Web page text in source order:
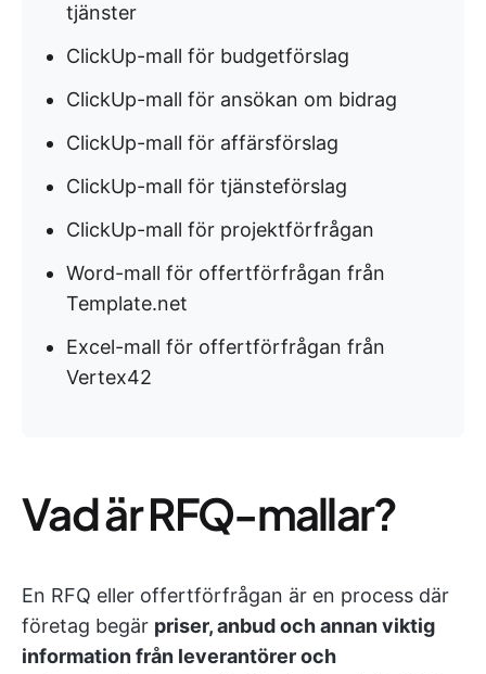
tjänster
ClickUp-mall för budgetförslag
ClickUp-mall för ansökan om bidrag
ClickUp-mall för affärsförslag
ClickUp-mall för tjänsteförslag
ClickUp-mall för projektförfrågan
Word-mall för offertförfrågan från
Template.net
Excel-mall för offertförfrågan från
Vertex42
Vad är RFQ-mallar?
En RFQ eller offertförfrågan är en process där
företag begär priser, anbud och annan viktig
information från leverantörer och